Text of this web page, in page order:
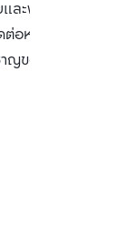
ะพิเศษด้วย
หาเรา
องเราได้